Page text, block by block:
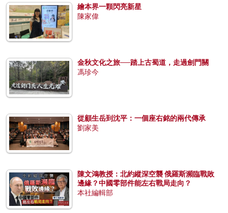
繪本界一顆閃亮新星
陳家偉
金秋文化之旅──踏上古蜀道，走過劍門關
馮珍今
從顧生岳到沈平：一個座右銘的兩代傳承
劉家美
陳文鴻教授：北約縱深空襲 俄羅斯瀕臨戰敗
邊緣？中國零部件能左右戰局走向？
本社編輯部